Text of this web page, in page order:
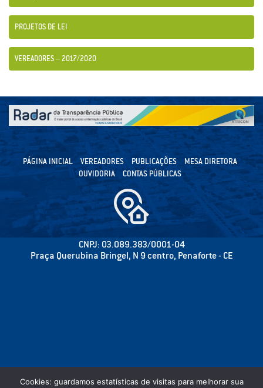
PROJETOS DE LEI
VEREADORES – 2017/2020
PÁGINA INICIAL VEREADORES PUBLICAÇÕES
MESA DIRETORA
OUVIDORIA
CONTAS PÚBLICAS
CNPJ: 03.089.383/0001-04
Praça Querubina Bringel, N 9 centro, Penaforte - CE
Cookies: guardamos estatísticas de visitas para melhorar sua